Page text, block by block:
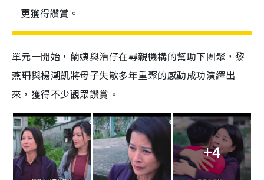
更獲得讚賞。
單元一開始，蘭姨與浩仔在尋親機構的幫助下團聚，黎
燕珊與楊潮凱將母子失散多年重聚的感動成功演繹出
來，獲得不少觀眾讚賞。
+4